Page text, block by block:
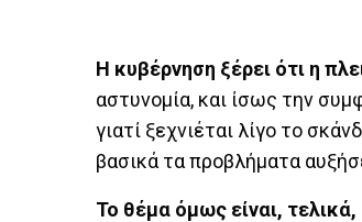
Η κυβέρνηση ξέρει ότι η
αστυνομία, και ίσως την
γιατί ξεχνιέται λίγο το
βασικά τα προβλήματα
Το θέμα όμως είναι, τελικά,